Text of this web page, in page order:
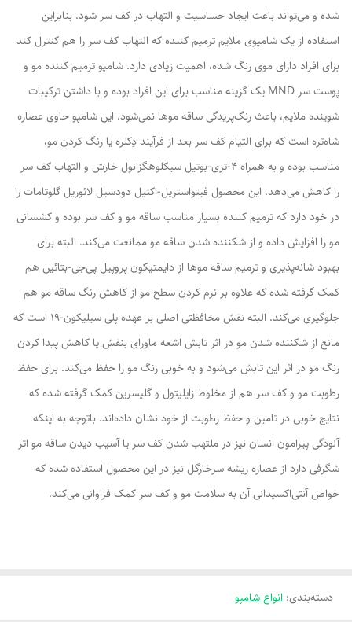
شده و می‌تواند باعث ایجاد حساسیت و التهاب در کف سر شود. بنابراین
استفاده از یک شامپوی ملایم ترمیم کننده که التهاب کف سر را هم کنترل کند
برای افراد دارای موی رنگ شده، اهمیت زیادی دارد. شامپو ترمیم کننده مو و
پوست سر MND یک گزینه مناسب برای این افراد بوده و با داشتن ترکیبات
شوینده ملایم، باعث رنگ‌پریدگی ساقه موها نمی‌شود. این شامپو حاوی عصاره
شاه‌تره است که برای التیام کف سر بعد از فرآیند دِکلره یا رنگ کردن مو،
مناسب بوده و به همراه 4-تری-بوتیل سیکلوهگزانول خارش و التهاب کف سر
را کاهش می‌دهد. این محصول فیتواستریل-اکتیل دودسیل لائوریل گلوتامات را
در خود دارد که ترمیم کننده بسیار مناسب ساقه مو و کف سر بوده و کشسانی
مو را افزایش داده و از شکننده شدن ساقه مو ممانعت می‌کند. البته برای
بهبود شانه‌پذیری و ترمیم ساقه موها از دایمتیکون پروپیل پی‌جی-بتائین هم
کمک گرفته شده که علاوه بر نرم کردن سطح مو از کاهش رنگ ساقه مو هم
جلوگیری می‌کند. البته نقش محافظتی اصلی بر عهده پلی سیلیکون-19 است که
مانع از شکننده شدن مو در اثر تابش اشعه ماورای بنفش یا کاهش پیدا کردن
رنگ مو در اثر این تابش می‌شود و به خوبی رنگ مو را حفظ می‌کند. برای حفظ
رطوبت مو و کف سر هم از مخلوط زایلیتول و گلیسرین کمک گرفته شده که
نتایج خوبی در تامین و حفظ رطوبت از خود نشان داده‌اند. باتوجه به اینکه
آلودگی پیرامون انسان نیز در ملتهب شدن کف سر یا آسیب دیدن ساقه مو اثر
شگرفی دارد از عصاره ریشه سرخارگل نیز در این محصول استفاده شده که
خواص آنتی‌اکسیدانی آن به سلامت مو و کف سر کمک فراوانی می‌کند.
دسته‌بندی: انواع شامپو